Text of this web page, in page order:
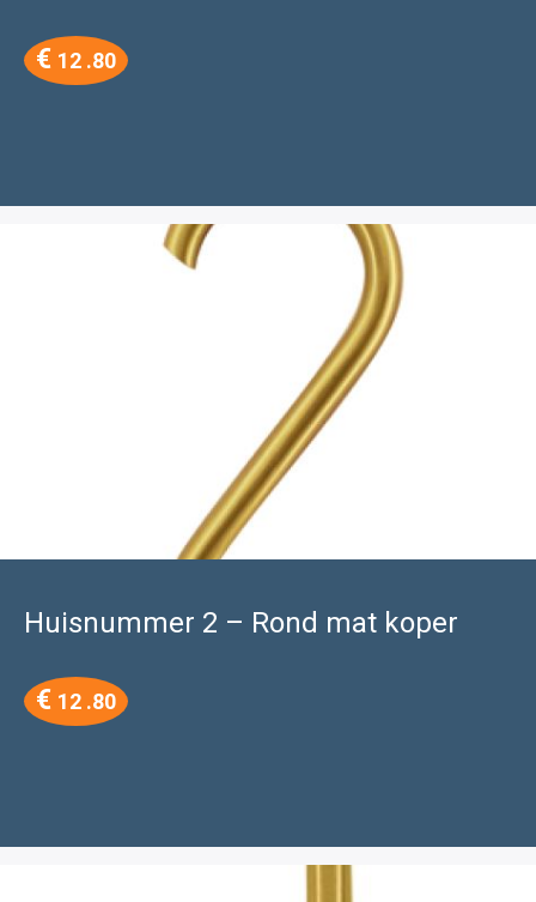
€ 12 .80
Huisnummer 2 – Rond mat koper
€ 12 .80